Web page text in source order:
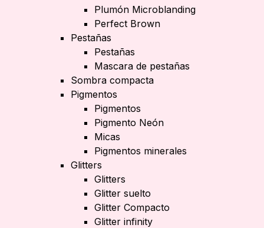
Plumón Microblanding
Perfect Brown
Pestañas
Pestañas
Mascara de pestañas
Sombra compacta
Pigmentos
Pigmentos
Pigmento Neón
Micas
Pigmentos minerales
Glitters
Glitters
Glitter suelto
Glitter Compacto
Glitter infinity